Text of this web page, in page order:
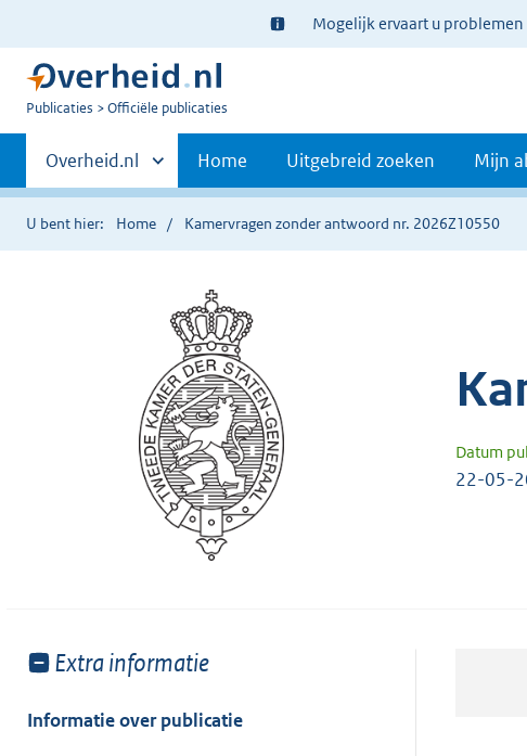
Ter
informatie:
Mogelijk ervaart u problemen
U
Publicaties Officiële publicaties
Primaire
navigatie
Andere
sites
binnen
Overheid.nl Home Uitgebreid zoeken Mijn
U bent hier: Home Kamervragen zonder antwoord nr. 2026Z10550
Datum
22-05-
Toon
van:
Extra informatie
Informatie over publicatie